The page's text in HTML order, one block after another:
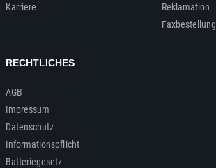
Karriere
Reklamation
Faxbestellung
RECHTLICHES
AGB
Impressum
Datenschutz
Informationspflicht
Batteriegesetz